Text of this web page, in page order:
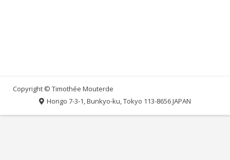
Hongo 7-3-1, Bunkyo-ku, Tokyo 113-8656 JAPAN